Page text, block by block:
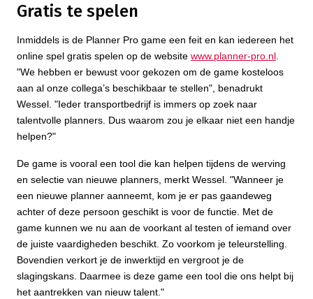
Gratis te spelen
Inmiddels is de Planner Pro game een feit en kan iedereen het
online spel gratis spelen op de website www.planner-pro.nl
"We hebben er bewust voor gekozen om de game kosteloos
aan al onze collega’s beschikbaar te stellen", benadrukt
Wessel. "Ieder transportbedrijf is immers op zoek naar
talentvolle planners. Dus waarom zou je elkaar niet een handje
helpen?"
De game is vooral een tool die kan helpen tijdens de werving
en selectie van nieuwe planners, merkt Wessel. "Wanneer je
een nieuwe planner aanneemt, kom je er pas gaandeweg
achter of deze persoon geschikt is voor de functie. Met de
game kunnen we nu aan de voorkant al testen of iemand over
de juiste vaardigheden beschikt. Zo voorkom je teleurstelling.
Bovendien verkort je de inwerktijd en vergroot je de
slagingskans. Daarmee is deze game een tool die ons helpt bij
het aantrekken van nieuw talent."